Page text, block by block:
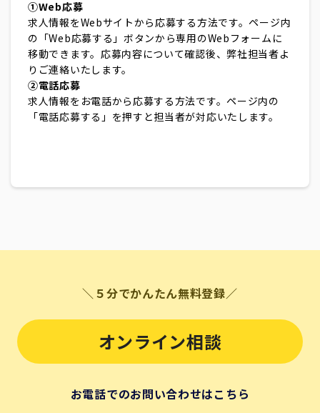
①Web応募
求人情報をWebサイトから応募する方法です。ページ内
の「Web応募する」ボタンから専用のWebフォームに
移動できます。応募内容について確認後、弊社担当者よ
りご連絡いたします。
②電話応募
求人情報をお電話から応募する方法です。ページ内の
「電話応募する」を押すと担当者が対応いたします。
＼５分でかんたん無料登録／
オンライン相談
お電話でのお問い合わせはこちら